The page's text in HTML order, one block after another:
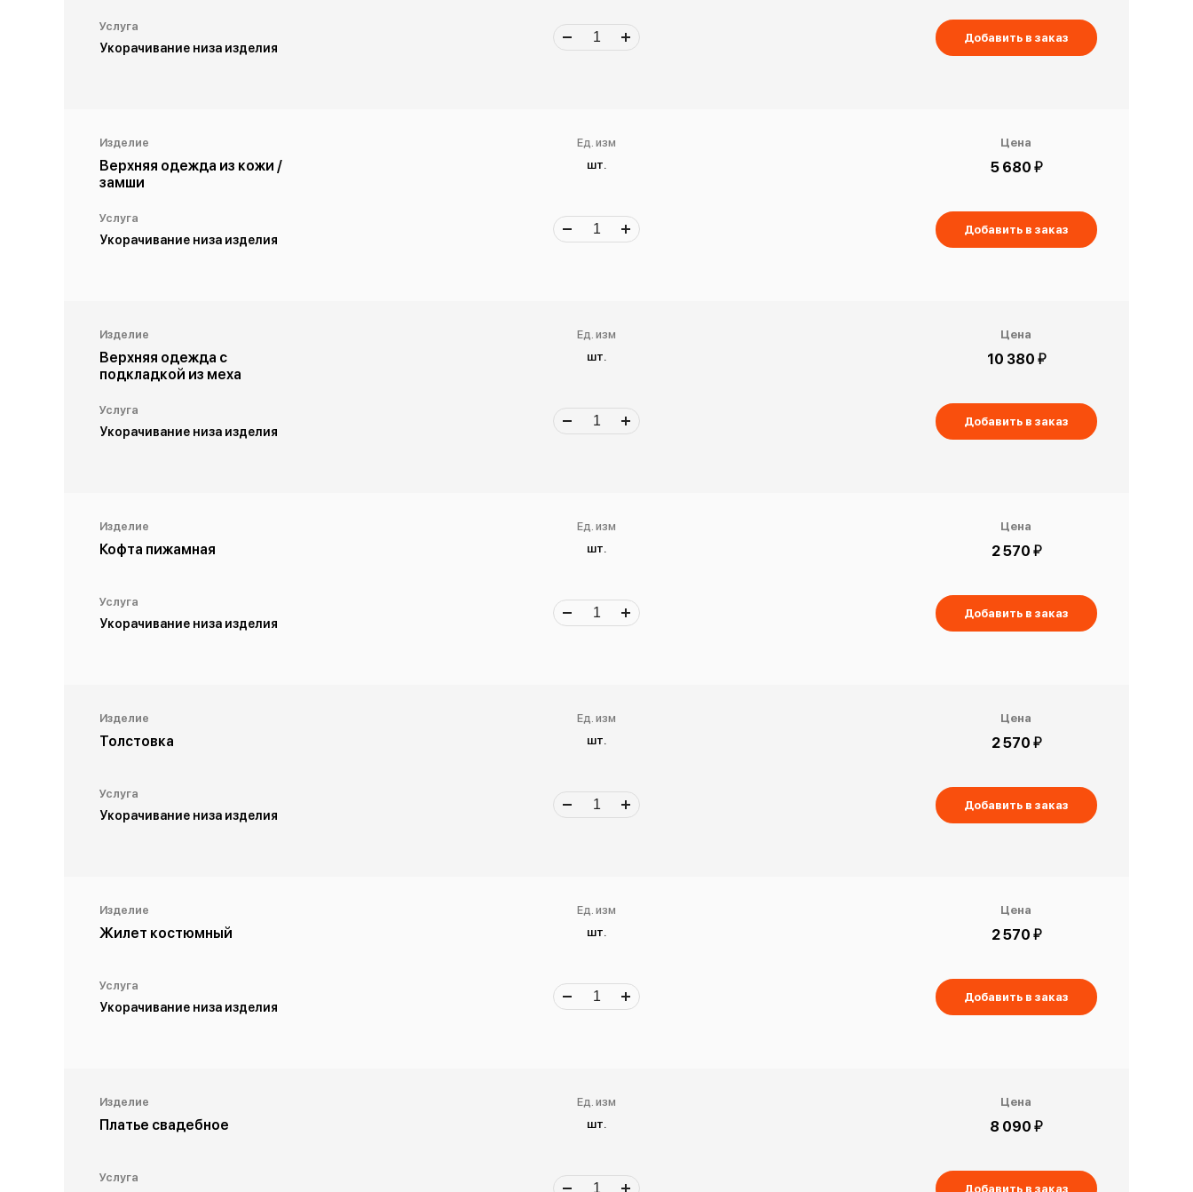
Услуга
Укорачивание низа изделия
Добавить в заказ
Изделие
Верхняя одежда из кожи /
замши
Услуга
Укорачивание низа изделия
Ед. изм
шт.
Цена
5 680 й
Добавить в заказ
Изделие
Верхняя одежда с
подкладкой из меха
Услуга
Укорачивание низа изделия
Ед. изм
шт.
Цена
10 380 й
Добавить в заказ
Изделие
Кофта пижамная
Услуга
Укорачивание низа изделия
Ед. изм
шт.
Цена
2 570 й
Добавить в заказ
Изделие
Толстовка
Услуга
Укорачивание низа изделия
Ед. изм
шт.
Цена
2 570 й
Добавить в заказ
Изделие
Жилет костюмный
Услуга
Укорачивание низа изделия
Ед. изм
шт.
Цена
2 570 й
Добавить в заказ
Изделие
Платье свадебное
Услуга
Ед. изм
шт.
Цена
8 090 й
Добавить в заказ